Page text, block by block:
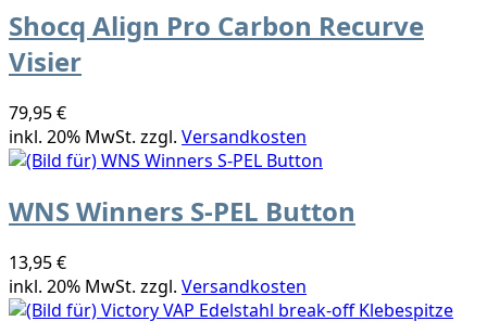
Shocq Align Pro Carbon Recurve
Visier
79,95 €
inkl. 20% MwSt. zzgl. Versandkosten
WNS Winners S-PEL Button
13,95 €
inkl. 20% MwSt. zzgl. Versandkosten